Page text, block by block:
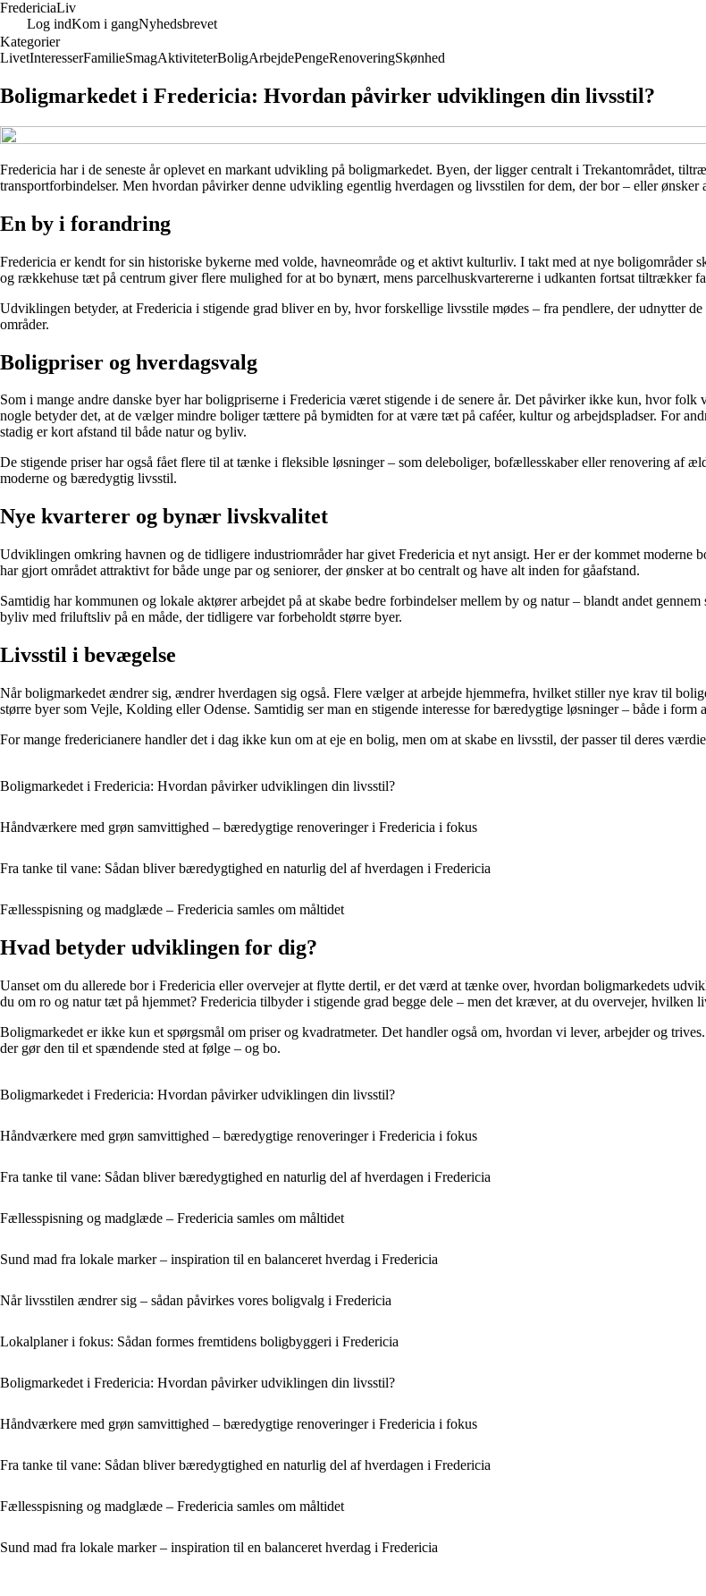
FredericiaLiv
Log indKom i gangNyhedsbrevet
Kategorier
LivetInteresserFamilieSmagAktiviteterBoligArbejdePengeRenoveringSkønhed
Boligmarkedet i Fredericia: Hvordan påvirker udviklingen din livsstil?
Fredericia har i de seneste år oplevet en markant udvikling på boligmarkedet. Byen, der ligger centralt i Trekantområdet,
transportforbindelser. Men hvordan påvirker denne udvikling egentlig hverdagen og livsstilen for dem, der bor – eller ønsker
En by i forandring
Fredericia er kendt for sin historiske bykerne med volde, havneområde og et aktivt kulturliv. I takt med at nye
og rækkehuse tæt på centrum giver flere mulighed for at bo bynært, mens parcelhuskvartererne i udkanten fortsat tiltrækker
Udviklingen betyder, at Fredericia i stigende grad bliver en by, hvor forskellige livsstile mødes – fra pendlere, der
områder.
Boligpriser og hverdagsvalg
Som i mange andre danske byer har boligpriserne i Fredericia været stigende i de senere år. Det påvirker ikke kun, hvor
nogle betyder det, at de vælger mindre boliger tættere på bymidten for at være tæt på caféer, kultur og arbejdspladser. For
stadig er kort afstand til både natur og byliv.
De stigende priser har også fået flere til at tænke i fleksible løsninger – som deleboliger, bofællesskaber eller renovering af
moderne og bæredygtig livsstil.
Nye kvarterer og bynær livskvalitet
Udviklingen omkring havnen og de tidligere industriområder har givet Fredericia et nyt ansigt. Her er der kommet
har gjort området attraktivt for både unge par og seniorer, der ønsker at bo centralt og have alt inden for gåafstand.
Samtidig har kommunen og lokale aktører arbejdet på at skabe bedre forbindelser mellem by og natur – blandt andet
byliv med friluftsliv på en måde, der tidligere var forbeholdt større byer.
Livsstil i bevægelse
Når boligmarkedet ændrer sig, ændrer hverdagen sig også. Flere vælger at arbejde hjemmefra, hvilket stiller nye krav til
større byer som Vejle, Kolding eller Odense. Samtidig ser man en stigende interesse for bæredygtige løsninger – både i
For mange fredericianere handler det i dag ikke kun om at eje en bolig, men om at skabe en livsstil, der passer til deres
Boligmarkedet i Fredericia: Hvordan påvirker udviklingen din livsstil?
Håndværkere med grøn samvittighed – bæredygtige renoveringer i Fredericia i fokus
Fra tanke til vane: Sådan bliver bæredygtighed en naturlig del af hverdagen i Fredericia
Fællesspisning og madglæde – Fredericia samles om måltidet
Hvad betyder udviklingen for dig?
Uanset om du allerede bor i Fredericia eller overvejer at flytte dertil, er det værd at tænke over, hvordan boligmarkedets
du om ro og natur tæt på hjemmet? Fredericia tilbyder i stigende grad begge dele – men det kræver, at du overvejer, hvilken
Boligmarkedet er ikke kun et spørgsmål om priser og kvadratmeter. Det handler også om, hvordan vi lever, arbejder og
der gør den til et spændende sted at følge – og bo.
Boligmarkedet i Fredericia: Hvordan påvirker udviklingen din livsstil?
Håndværkere med grøn samvittighed – bæredygtige renoveringer i Fredericia i fokus
Fra tanke til vane: Sådan bliver bæredygtighed en naturlig del af hverdagen i Fredericia
Fællesspisning og madglæde – Fredericia samles om måltidet
Sund mad fra lokale marker – inspiration til en balanceret hverdag i Fredericia
Når livsstilen ændrer sig – sådan påvirkes vores boligvalg i Fredericia
Lokalplaner i fokus: Sådan formes fremtidens boligbyggeri i Fredericia
Boligmarkedet i Fredericia: Hvordan påvirker udviklingen din livsstil?
Håndværkere med grøn samvittighed – bæredygtige renoveringer i Fredericia i fokus
Fra tanke til vane: Sådan bliver bæredygtighed en naturlig del af hverdagen i Fredericia
Fællesspisning og madglæde – Fredericia samles om måltidet
Sund mad fra lokale marker – inspiration til en balanceret hverdag i Fredericia